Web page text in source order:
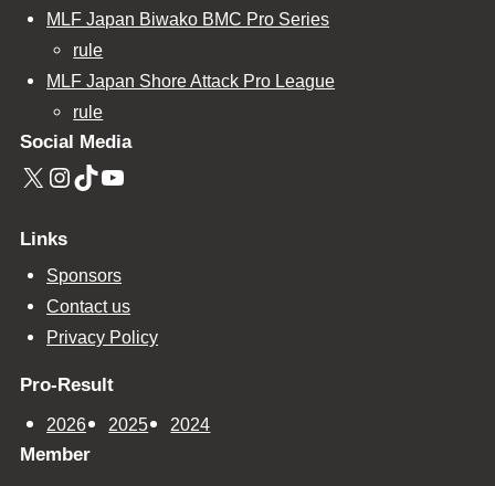
MLF Japan Biwako BMC Pro Series
rule
MLF Japan Shore Attack Pro League
rule
Social Media
X Instagram TikTok YouTube
Links
Sponsors
Contact us
Privacy Policy
Pro-Result
2026 2025 2024
Member